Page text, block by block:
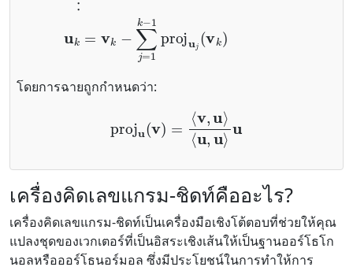
โดยการฉายถูกกำหนดว่า:
u⟩⟨ u,u
เครื่องคิดเลขแกรม-ชิดท์คืออะไร?
เครื่องคิดเลขแกรม-ชิดท์เป็นเครื่องมือเชิงโต้ตอบที่ช่วยให้คุณ
แปลงชุดของเวกเตอร์ที่เป็นอิสระเชิงเส้นให้เป็นฐานออร์โธโก
นอลหรือออร์โธนอร์มอล ซึ่งมีประโยชน์ในการทำให้การ